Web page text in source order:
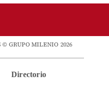
© GRUPO MILENIO 2026
Directorio